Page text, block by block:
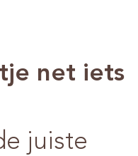
net iets
juiste